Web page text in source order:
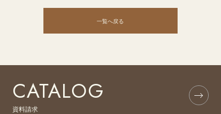
一覧へ戻る
CATALOG
資料請求